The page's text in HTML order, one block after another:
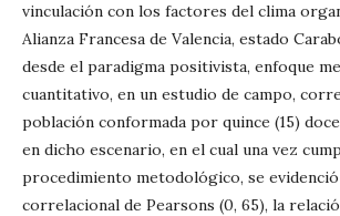
vinculación con los factores del clima
Alianza Francesa de Valencia, estado
desde el paradigma positivista, enfoque
cuantitativo, en un estudio de campo,
población conformada por quince (15)
en dicho escenario, en el cual una vez
procedimiento metodológico, se
correlacional de Pearsons (0, 65), la